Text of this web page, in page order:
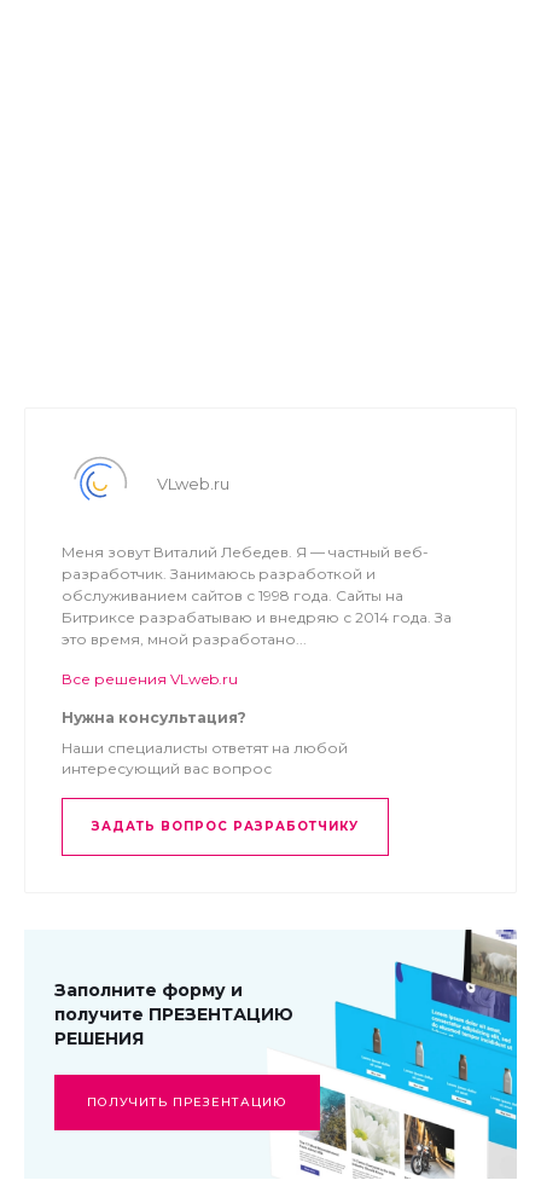
VLweb.ru
Меня зовут Виталий Лебедев. Я — частный веб-
разработчик. Занимаюсь разработкой и
обслуживанием сайтов с 1998 года. Сайты на
Битриксе разрабатываю и внедряю с 2014 года. За
это время, мной разработано...
Все решения VLweb.ru
Нужна консультация?
Наши специалисты ответят на любой
интересующий вас вопрос
ЗАДАТЬ ВОПРОС РАЗРАБОТЧИКУ
Заполните форму и
получите ПРЕЗЕНТАЦИЮ
РЕШЕНИЯ
ПОЛУЧИТЬ ПРЕЗЕНТАЦИЮ